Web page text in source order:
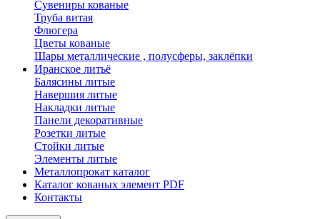
Сувениры кованые
Труба витая
Флюгера
Цветы кованые
Шары металлические , полусферы, заклёпки
Иранское литьё
Балясины литые
Навершия литые
Накладки литые
Панели декоративные
Розетки литые
Стойки литые
Элементы литые
Металлопрокат каталог
Каталог кованых элемент PDF
Контакты